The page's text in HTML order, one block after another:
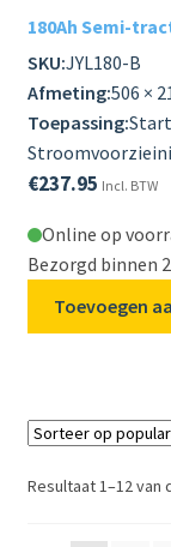
180Ah Semi-
SKU:JYL180-B
Afmeting:506 ×
Toepassing:
€237.95 Incl. BTW
Online op
Bezorgd binnen
Toevoegen
Resultaat 1–12